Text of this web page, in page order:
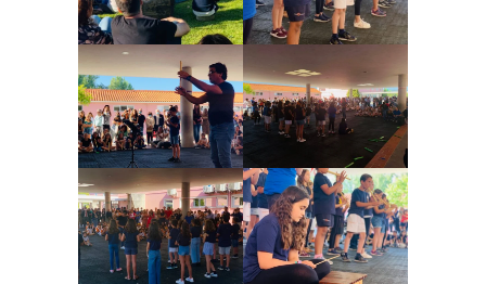
Informações
APEE
Notícias